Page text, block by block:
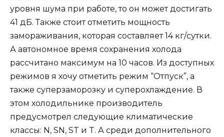
уровня шума при работе, то он может достигать
41 дБ. Также стоит отметить мощность
замораживания, которая составляет 14 кг/сутки.
А автономное время сохранения холода
рассчитано максимум на 10 часов. Из доступных
режимов я хочу отметить режим “Отпуск”, а
также суперзаморозку и суперохлаждение. В
этом холодильнике производитель
предусмотрел следующие климатические
классы: N, SN, ST и T. А среди дополнительного